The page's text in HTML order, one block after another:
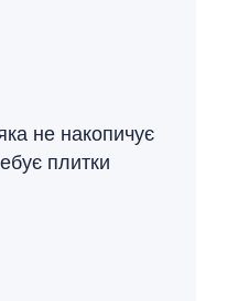
не накопичує
плитки